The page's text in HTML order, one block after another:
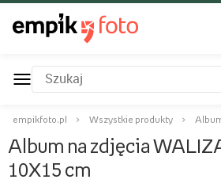
empikfoto.pl Wszystkie produkty
Album na zdjęcia
10X15 cm